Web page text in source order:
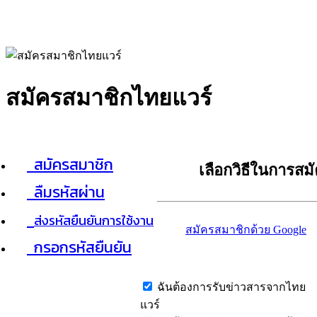
สมัครสมาชิกไทยแวร์
สมัครสมาชิก
ลืมรหัสผ่าน
ส่งรหัสยืนยันการใช้งาน
กรอกรหัสยืนยัน
เลือกวิธีในการส
สมัครสมาชิกด้วย Google
ฉันต้องการรับข่าวสารจากไทย
แวร์